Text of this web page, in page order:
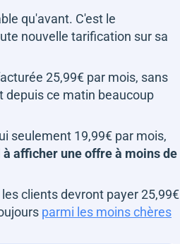
qu'avant. C'est le
nouvelle tarification sur sa
25,99€ par mois, sans
depuis ce matin beaucoup
seulement 19,99€ par mois,
à afficher une offre à moins de
clients devront payer 25,99€
parmi les moins chères